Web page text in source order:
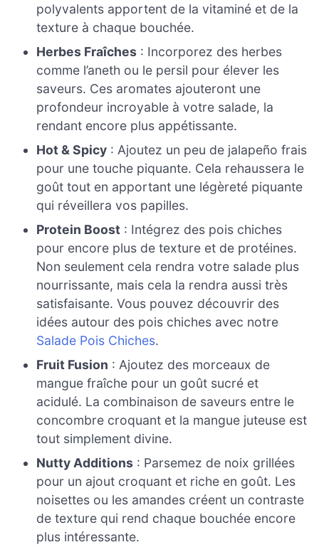
polyvalents apportent de la vitaminé et de la
texture à chaque bouchée.
Herbes Fraîches : Incorporez des herbes
comme l’aneth ou le persil pour élever les
saveurs. Ces aromates ajouteront une
profondeur incroyable à votre salade, la
rendant encore plus appétissante.
Hot & Spicy : Ajoutez un peu de jalapeño frais
pour une touche piquante. Cela rehaussera le
goût tout en apportant une légèreté piquante
qui réveillera vos papilles.
Protein Boost : Intégrez des pois chiches
pour encore plus de texture et de protéines.
Non seulement cela rendra votre salade plus
nourrissante, mais cela la rendra aussi très
satisfaisante. Vous pouvez découvrir des
idées autour des pois chiches avec notre
Salade Pois Chiches.
Fruit Fusion : Ajoutez des morceaux de
mangue fraîche pour un goût sucré et
acidulé. La combinaison de saveurs entre le
concombre croquant et la mangue juteuse est
tout simplement divine.
Nutty Additions : Parsemez de noix grillées
pour un ajout croquant et riche en goût. Les
noisettes ou les amandes créent un contraste
de texture qui rend chaque bouchée encore
plus intéressante.